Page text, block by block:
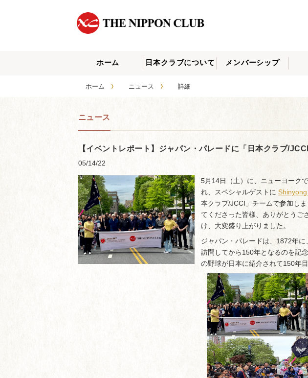
ホーム
日本クラブについて メンバーシップ
ホーム › ニュース › 詳細
ニュース
【イベントレポート】ジャパン・パレードに「日本クラブ/
05/14/22
5月14日（土）に、ニューヨーク
れ、スペシャルゲストに
本クラブ/JCCI」チームで参加し
てくださった皆様、ありがとうご
け、大変盛り上がりました。
ジャパン・パレードは、1872年
訪問してから150年となるのを記
の野球が日本に紹介されて150年